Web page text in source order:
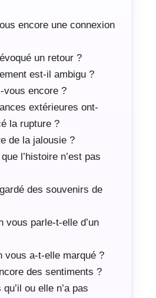
encore une connexion
un retour ?
est-il ambigu ?
vous encore ?
extérieures ont-
la rupture ?
de la jalousie ?
l’histoire n’est pas
des souvenirs de
vous parle-t-elle d’un
vous a-t-elle marqué ?
des sentiments ?
ou elle n’a pas